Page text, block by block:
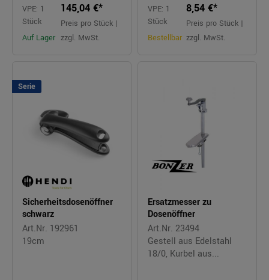
VPE: 1
Stück
Auf Lager
145,04 €*
Preis pro Stück |
zzgl. MwSt.
VPE: 1
Stück
Bestellbar
8,54 €*
Preis pro Stück |
zzgl. MwSt.
Serie
Sicherheitsdosenöffner
schwarz
Art.Nr. 192961
19cm
Ersatzmesser zu
Dosenöffner
Art.Nr. 23494
Gestell aus Edelstahl
18/0, Kurbel aus...